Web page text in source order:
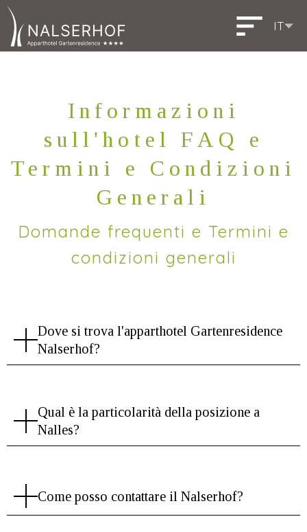
IT
Informazioni
sull'hotel FAQ e
Termini e Condizioni
Generali
Domande frequenti e Termini e
condizioni generali
Dove si trova l'apparthotel Gartenresidence
Nalserhof?
Qual è la particolarità della posizione a
Nalles?
Come posso contattare il Nalserhof?